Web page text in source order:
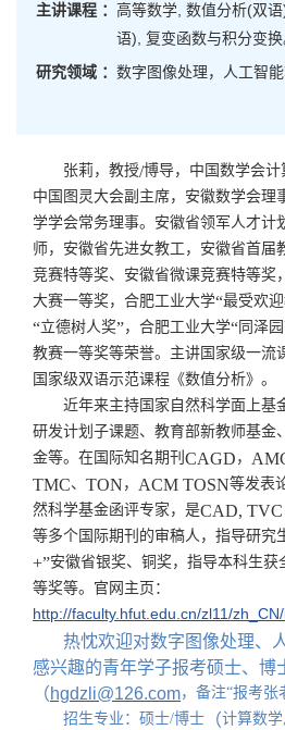
主讲课程 ： 高等数学, 数值分析(双
语), 复变函数与积分变换
研究领域 ： 数字图像处理，人工智
张莉，教授/博导，中国数学会计
中国图灵大会副主席，安徽数学会理
学学会常务理事。安徽省领军人才计
师，安徽省先进女教工，安徽省首届
竞赛特等奖、安徽省微课竞赛特等奖
大赛一等奖，合肥工业大学“最受欢
“立德树人奖”，合肥工业大学“ 同泽
教赛一等奖等荣誉。主讲国家级一流
国家级双语示范课程《数值分析》。
近年来主持国家自然科学面上基
研发计划子课题、教育部新教师基金
金等。在国际知名期刊 CAGD ，
TMC、 TON ， ACM TOSN等发表
然科学基金函评专家，是CAD, TVC
等多个国际期刊的审稿人，指导研究
+”安徽省银奖、铜奖，指导本科生
等奖等。官网主页：
http://faculty.hfut.edu.cn/zl11/
热忱欢迎对数字图像处理、
感兴趣的青年学子报考硕士、博
（hgdzli@126.com，备注“报考张
招生专业：硕士/博士 （计算数学